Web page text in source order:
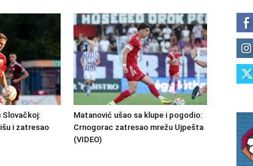
Slovačkoj:
i zatresao
Matanović ušao sa klupe i pogodio:
Crnogorac zatresao mrežu Ujpešta
(VIDEO)